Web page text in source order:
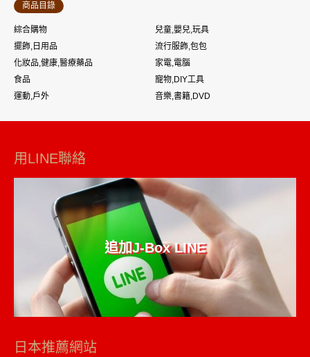
商品目錄
綜合購物
兒童,嬰兒,玩具
擺飾,日用品
流行服飾,包包
化妝品,健康,醫療藥品
家電,電腦
食品
寵物,DIY工具
運動,戶外
音樂,書籍,DVD
用LINE聯絡
追加J-Box LINE
日本推薦網站